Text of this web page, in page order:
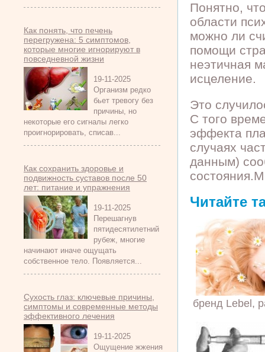
Как понять, что печень
перегружена: 5 симптомов,
которые многие игнорируют в
повседневной жизни
19-11-2025
Организм редко
бьет тревогу без
причины, но
некоторые его сигналы легко
проигнорировать, списав...
Как сохранить здоровье и
подвижность суставов после 50
лет: питание и упражнения
19-11-2025
Перешагнув
пятидесятилетний
рубеж, многие
начинают иначе ощущать
собственное тело. Появляется...
Сухость глаз: ключевые причины,
симптомы и современные методы
эффективного лечения
19-11-2025
Ощущение жжения
Понятно,
области
можно ли
помощи
неэтичная
исцеление.
Это
С того
эффекта
случаях
данным)
Читайте
бренд Lebel,